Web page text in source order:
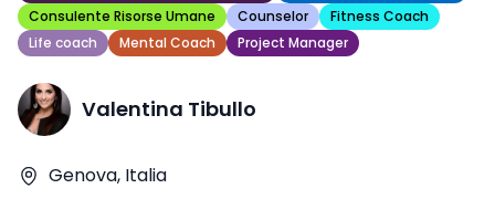
Consulente Risorse Umane
Counselor
Fitness Coach
Life coach
Mental Coach Project Manager
Valentina Tibullo
Genova, Italia